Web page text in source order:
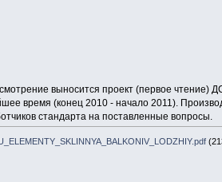
выносится проект (первое чтение)
время (конец 2010 - начало 2011).
стандарта на поставленные вопросы.